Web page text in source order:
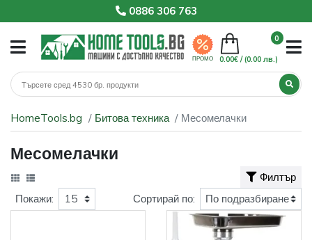
0886 306 763
ПРОМО
0
0.00€ /(0.00 лв.)
HomeTools.bg Битова техника Месомелачки
Месомелачки
Филтър
Покажи: Сортирай по: